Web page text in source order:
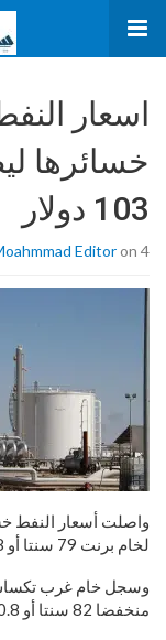
اسعار
خسائرها
103 دولار
Editoron 4 أبريل، 2022
واصلت أسعار النفط
لخام برنت 79 سنتا أو 0.8% لتصل إلى 103.6 دولار للبرميل.
منخفضا 82 سنتا أو 0.8%.